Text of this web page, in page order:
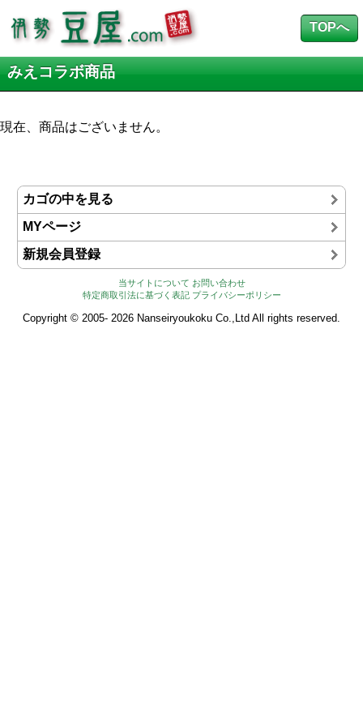
みえコラボ商品
現在、商品はございません。
カゴの中を見る
MYページ
新規会員登録
当サイトについて お問い合わせ
特定商取引法に基づく表記 プライバシーポリシー
Copyright © 2005- 2026 Nanseiryoukoku Co.,Ltd All rights reserved.
TOPへ